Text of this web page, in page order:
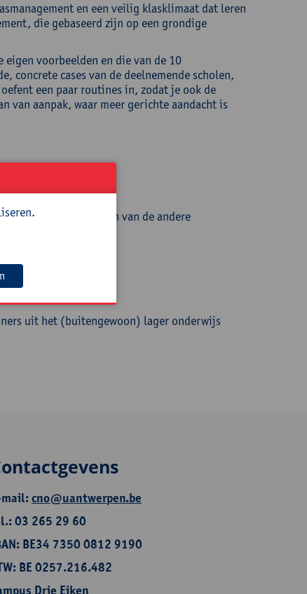
en een veilig klasklimaat dat leren
die gebaseerd zijn op een grondige
eigen voorbeelden en die van de 10
concrete cases van de deelnemende scholen,
een paar routines in, zodat je ook de
van aanpak, waar meer gerichte aandacht is
klasmanagement’ en van de andere
uit het (buitengewoon) lager onderwijs
mail:cno@uantwerpen.be
03 265 29 60
BE34 7350 0812 9190
BE 0257.216.482
Drie Eiken